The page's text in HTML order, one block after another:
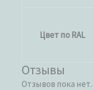
Цвет по RAL
Отзывы
Отзывов пока нет.